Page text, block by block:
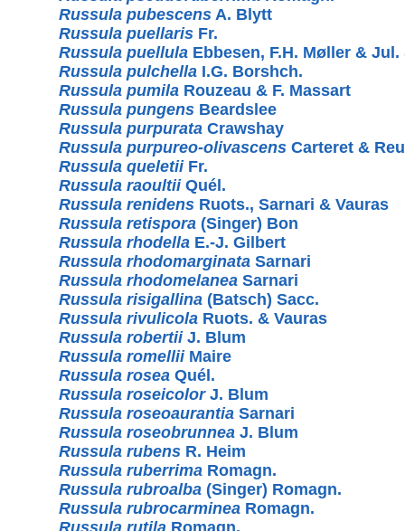
Russula pubescens A. Blytt
Russula puellaris Fr.
Russula puellula Ebbesen, F.H. Møller & Jul.
Russula pulchella I.G. Borshch.
Russula pumila Rouzeau & F. Massart
Russula pungens Beardslee
Russula purpurata Crawshay
Russula purpureo-olivascens Carteret &
Russula queletiiFr.
Russula raoultiiQuél.
Russula renidens Ruots., Sarnari & Vauras
Russula retispora (Singer) Bon
Russula rhodella E.-J. Gilbert
Russula rhodomarginata Sarnari
Russula rhodomelanea Sarnari
Russula risigallina (Batsch) Sacc.
Russula rivulicola Ruots. & Vauras
Russula robertiiJ. Blum
Russula romelliiMaire
Russula rosea Quél.
Russula roseicolorJ. Blum
Russula roseoaurantia Sarnari
Russula roseobrunnea J. Blum
Russula rubens R. Heim
Russula ruberrima Romagn.
Russula rubroalba (Singer) Romagn.
Russula rubrocarminea Romagn.
Russula rutila Romagn.